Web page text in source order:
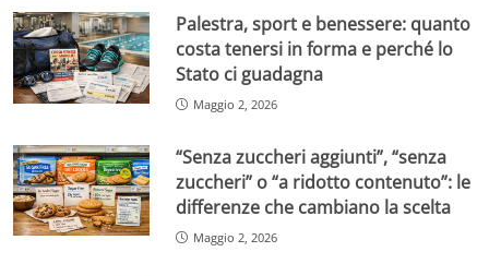
Palestra, sport e benessere: quanto
costa tenersi in forma e perché lo
Stato ci guadagna
Maggio 2, 2026
“Senza zuccheri aggiunti”, “senza
zuccheri” o “a ridotto contenuto”: le
differenze che cambiano la scelta
Maggio 2, 2026